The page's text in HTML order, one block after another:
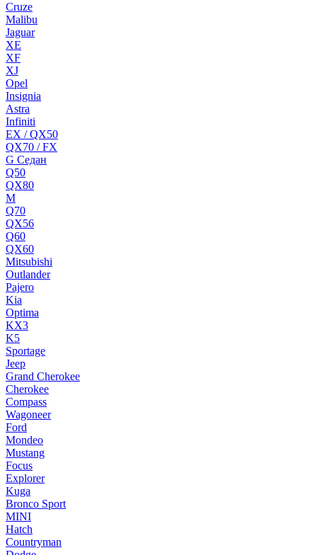
Cruze
Malibu
Jaguar
XE
XF
XJ
Opel
Insignia
Astra
Infiniti
EX / QX50
QX70 / FX
G Cедан
Q50
QX80
M
Q70
QX56
Q60
QX60
Mitsubishi
Outlander
Pajero
Kia
Optima
KX3
K5
Sportage
Jeep
Grand Cherokee
Cherokee
Compass
Wagoneer
Ford
Mondeo
Mustang
Focus
Explorer
Kuga
Bronco Sport
MINI
Hatch
Countryman